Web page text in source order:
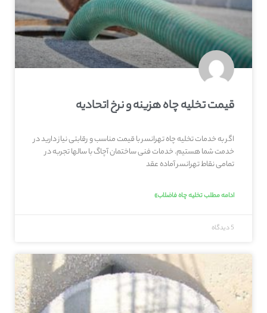
قیمت تخلیه چاه هزینه و نرخ اتحادیه
اگر به خدمات تخلیه چاه تهرانسر با قیمت مناسب و رقابتی نیاز دارید در
خدمت شما هستیم. خدمات فنی ساختمان آچاگ با سالها تجربه در
تمامی نقاط تهرانسر آماده عقد
ادامه مطلب تخلیه چاه فاضلاب»
5 دیدگاه